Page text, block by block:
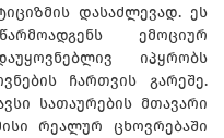
დასაძლევად. ეს
ემოციურ
იპყრობს
ჩართვის გარეშე.
სათაურების მთავარი
რეალურ ცხოვრებაში